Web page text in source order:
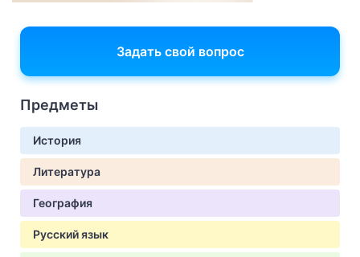
Задать свой вопрос
Предметы
История
Литература
География
Русский язык